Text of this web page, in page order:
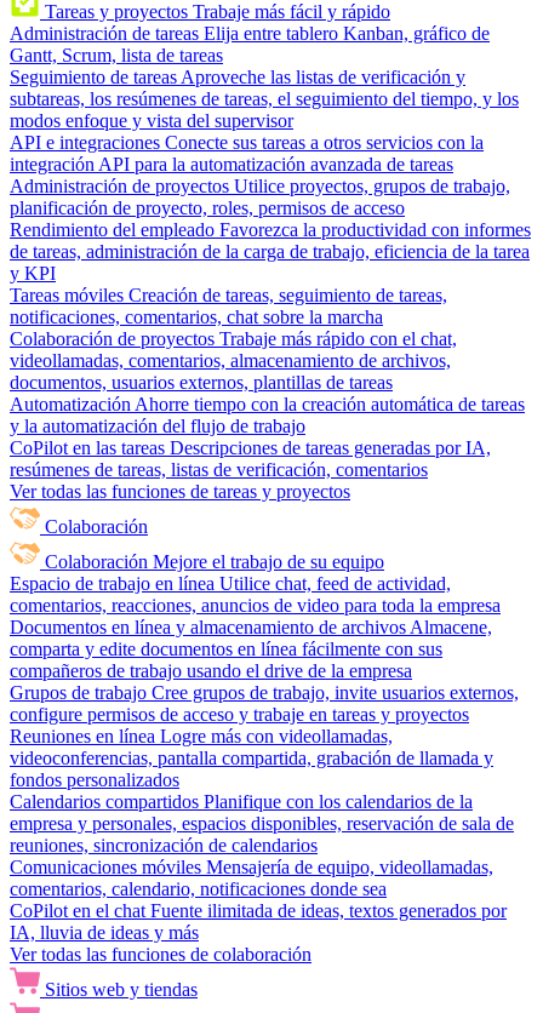
Tareas y proyectos Trabaje más fácil y rápido
Administración de tareas Elija entre tablero Kanban, gráfico de
Gantt, Scrum, lista de tareas
Seguimiento de tareas Aproveche las listas de verificación y
subtareas, los resúmenes de tareas, el seguimiento del tiempo, y los
modos enfoque y vista del supervisor
API e integraciones Conecte sus tareas a otros servicios con la
integración API para la automatización avanzada de tareas
Administración de proyectos Utilice proyectos, grupos de trabajo,
planificación de proyecto, roles, permisos de acceso
Rendimiento del empleado Favorezca la productividad con informes
de tareas, administración de la carga de trabajo, eficiencia de la tarea
y KPI
Tareas móviles Creación de tareas, seguimiento de tareas,
notificaciones, comentarios, chat sobre la marcha
Colaboración de proyectos Trabaje más rápido con el chat,
videollamadas, comentarios, almacenamiento de archivos,
documentos, usuarios externos, plantillas de tareas
Automatización Ahorre tiempo con la creación automática de tareas
y la automatización del flujo de trabajo
CoPilot en las tareas Descripciones de tareas generadas por IA,
resúmenes de tareas, listas de verificación, comentarios
Ver todas las funciones de tareas y proyectos
Colaboración
Colaboración Mejore el trabajo de su equipo
Espacio de trabajo en línea Utilice chat, feed de actividad,
comentarios, reacciones, anuncios de video para toda la empresa
Documentos en línea y almacenamiento de archivos Almacene,
comparta y edite documentos en línea fácilmente con sus
compañeros de trabajo usando el drive de la empresa
Grupos de trabajo Cree grupos de trabajo, invite usuarios externos,
configure permisos de acceso y trabaje en tareas y proyectos
Reuniones en línea Logre más con videollamadas,
videoconferencias, pantalla compartida, grabación de llamada y
fondos personalizados
Calendarios compartidos Planifique con los calendarios de la
empresa y personales, espacios disponibles, reservación de sala de
reuniones, sincronización de calendarios
Comunicaciones móviles Mensajería de equipo, videollamadas,
comentarios, calendario, notificaciones donde sea
CoPilot en el chat Fuente ilimitada de ideas, textos generados por
IA, lluvia de ideas y más
Ver todas las funciones de colaboración
Sitios web y tiendas